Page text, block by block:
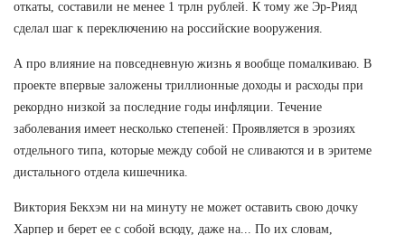
откаты, составили не менее 1 трлн рублей. К тому же Эр-Рияд
сделал шаг к переключению на российские вооружения.
А про влияние на повседневную жизнь я вообще помалкиваю. В
проекте впервые заложены триллионные доходы и расходы при
рекордно низкой за последние годы инфляции. Течение
заболевания имеет несколько степеней: Проявляется в эрозиях
отдельного типа, которые между собой не сливаются и в эритеме
дистального отдела кишечника.
Виктория Бекхэм ни на минуту не может оставить свою дочку
Харпер и берет ее с собой всюду, даже на... По их словам,